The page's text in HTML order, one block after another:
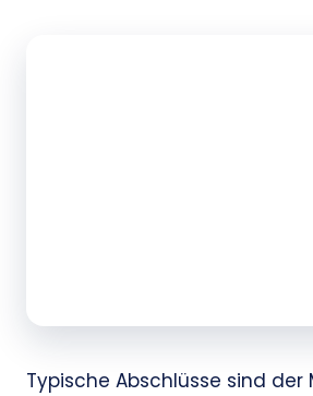
Typische Abschlüsse sind der